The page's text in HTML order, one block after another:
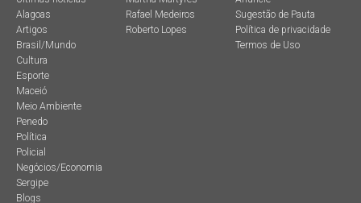
Alagoas
Artigos
Brasil/Mundo
Cultura
Esporte
Maceió
Meio Ambiente
Penedo
Política
Policial
Negócios/Economia
Sergipe
Blogs
Rafael Medeiros
Roberto Lopes
Sugestão de Pauta
Política de privacidade
Termos de Uso